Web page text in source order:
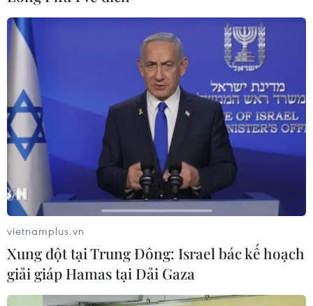
vietnamplus.vn
Xung đột tại Trung Đông: Israel bác kế hoạch
giải giáp Hamas tại Dải Gaza